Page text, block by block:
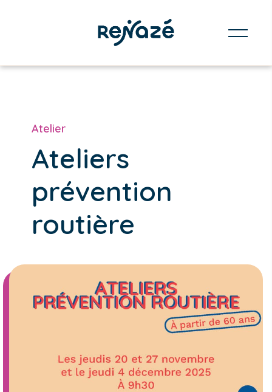
Atelier
Ateliers
prévention
routière